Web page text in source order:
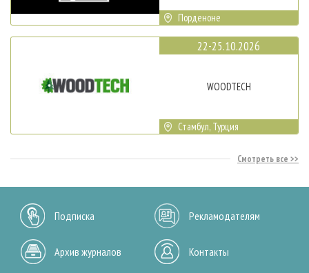
Порденоне
22-25.10.2026
WOODTECH
Стамбул, Турция
Смотреть все
Подписка Рекламодателям
Архив журналов Контакты